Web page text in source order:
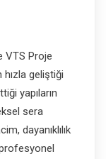
VTS Proje
geliştiği
yapıların
sera
dayanıklılık